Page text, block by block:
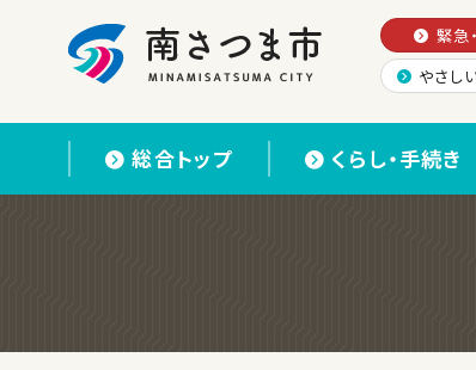
緊急
やさし
総合トップ くらし・手続き